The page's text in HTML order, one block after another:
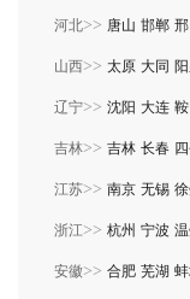
河北>> 唐山 邯郸
山西>> 太原 大同
辽宁>> 沈阳 大连
吉林>> 吉林 长春
江苏>> 南京 无锡
浙江>> 杭州 宁波
安徽>> 合肥 芜湖